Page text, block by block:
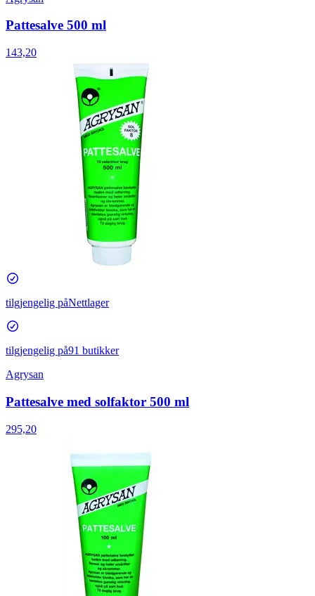
Pattesalve 500 ml
143,20
tilgjengelig påNettlager
tilgjengelig på91 butikker
Agrysan
Pattesalve med solfaktor 500 ml
295,20